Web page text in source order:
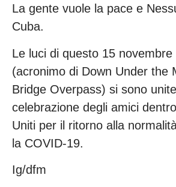
La gente vuole la pace e
Cuba.
Le luci di questo 15 novembre
(acronimo di Down Under the
Bridge Overpass) si sono
celebrazione degli amici
Uniti per il ritorno alla
la COVID-19.
Ig/dfm